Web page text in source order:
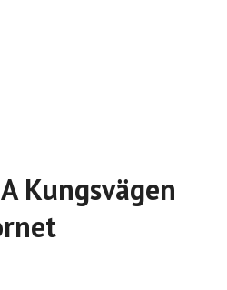
Kungsvägen